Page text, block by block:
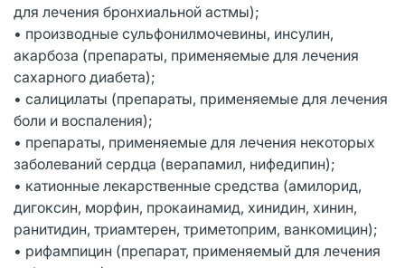
для лечения бронхиальной астмы);
• производные сульфонилмочевины, инсулин,
акарбоза (препараты, применяемые для лечения
сахарного диабета);
• салицилаты (препараты, применяемые для лечения
боли и воспаления);
• препараты, применяемые для лечения некоторых
заболеваний сердца (верапамил, нифедипин);
• катионные лекарственные средства (амилорид,
дигоксин, морфин, прокаинамид, хинидин, хинин,
ранитидин, триамтерен, триметоприм, ванкомицин);
• рифампицин (препарат, применяемый для лечения